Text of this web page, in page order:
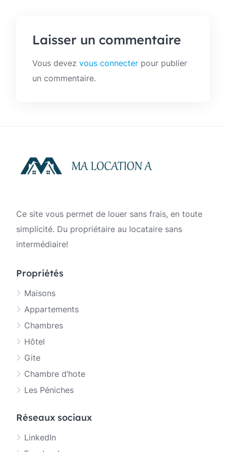
Laisser un commentaire
Vous devez vous connecter pour publier
un commentaire.
Ce site vous permet de louer sans frais, en toute
simplicité. Du propriétaire au locataire sans
intermédiaire!
Propriétés
Maisons
Appartements
Chambres
Hôtel
Gite
Chambre d’hote
Les Péniches
Réseaux sociaux
LinkedIn